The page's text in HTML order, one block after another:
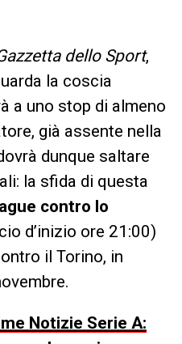
dello Sport,
la coscia
a uno stop di almeno
già assente nella
dunque saltare
la sfida di questa
contro lo
d’inizio ore 21:00)
il Torino, in
Notizie Serie A: